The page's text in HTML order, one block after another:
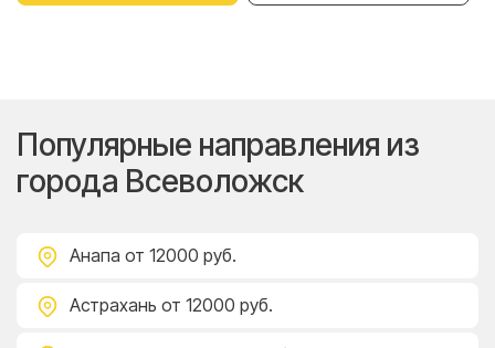
Популярные направления из
города Всеволожск
Анапа от 12000 руб.
Астрахань от 12000 руб.